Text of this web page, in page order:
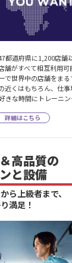
都道府県に1,200店舗
舗がすべて相互利用可
で世界中の店舗をま
近くはもちろん、仕
な時間にトレーニン
詳細はこちら
高品質の
と設備
ら上級者まで、
満足！